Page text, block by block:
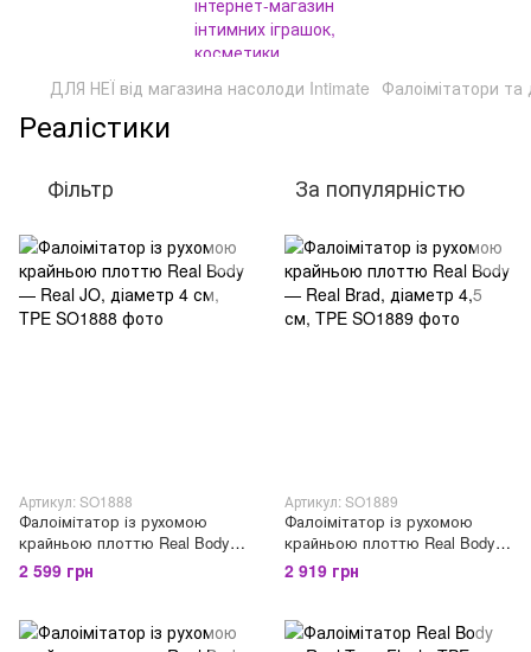
ДЛЯ НЕЇ від магазина насолоди Intimate Фалоімітатори
Реалістики
Фільтр За популярністю
Артикул: SO1888
Фалоімітатор із рухомою
крайньою плоттю Real Body
— Real JO, діаметр 4 см, TPE
2 599 грн
Артикул: SO1889
Фалоімітатор із рухомою
крайньою плоттю Real Body
— Real Brad, діаметр 4,5 см,
TPE
2 919 грн